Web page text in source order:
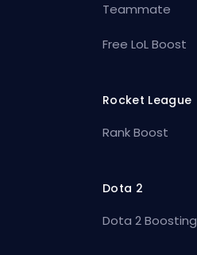
Teammate
Free LoL Boost
Rocket League
Rank Boost
Dota 2
Dota 2 Boosting